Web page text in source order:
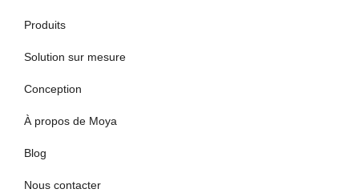
Produits
Solution sur mesure
Conception
À propos de Moya
Blog
Nous contacter